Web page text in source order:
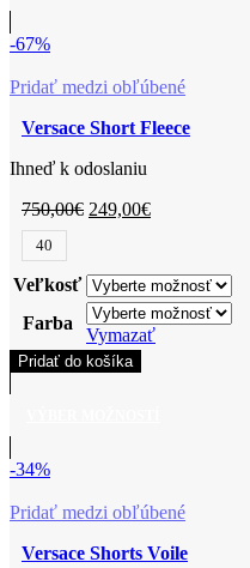
-67%
Pridať medzi obľúbené
Versace Short Fleece
Ihneď k odoslaniu
750,00€ 249,00€
40
Veľkosť
Farba
Vymazať
Pridať do košíka
-34%
Pridať medzi obľúbené
Versace Shorts Voile